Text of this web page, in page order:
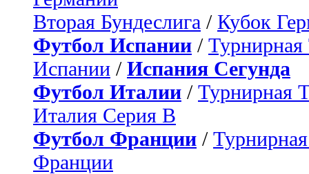
Вторая Бундеслига / Кубок
Футбол Испании / Турнирная
Испании / Испания Сегунда
Футбол Италии / Турнирная
Италия Серия B
Футбол Франции /
Франции